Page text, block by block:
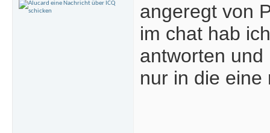
angeregt von
im chat hab
antworten
nur in die eine